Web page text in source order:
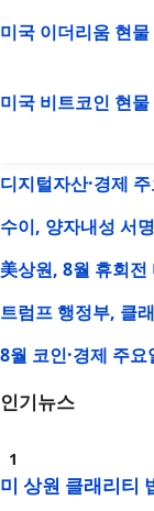
미국 이더리움 현
미국 비트코인 현
디지털자산·경제
수이, 양자내성 서
美상원, 8월 휴회
트럼프 행정부, 클
8월 코인·경제 주요
인기뉴스
미 상원 클래리티